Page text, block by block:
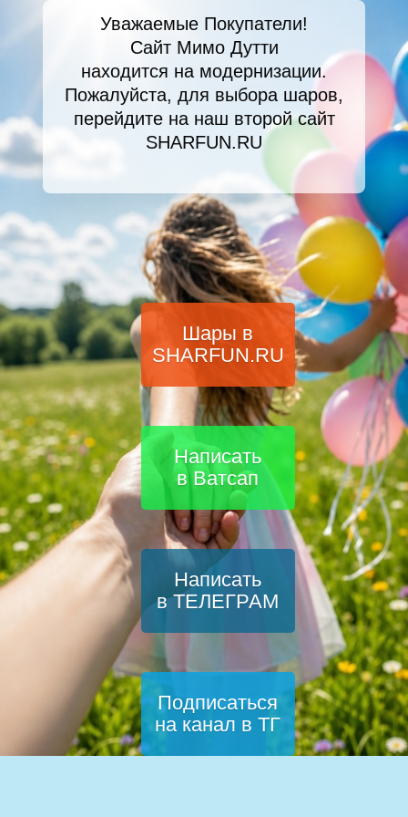
Уважаемые Покупатели!
Сайт Мимо Дутти
находится на модернизации.
Пожалуйста, для выбора шаров,
перейдите на наш второй сайт
SHARFUN.RU
Шары в
SHARFUN.RU
Написать
в Ватсап
Написать
в ТЕЛЕГРАМ
Подписаться
на канал в ТГ